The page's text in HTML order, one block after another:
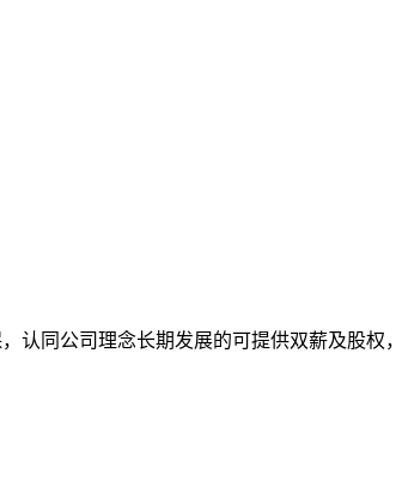
同公司理念长期发展的可提供双薪及股权